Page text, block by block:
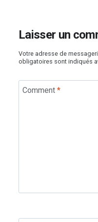
Laisser un
Votre adresse de
obligatoires sont indiqués
Comment *